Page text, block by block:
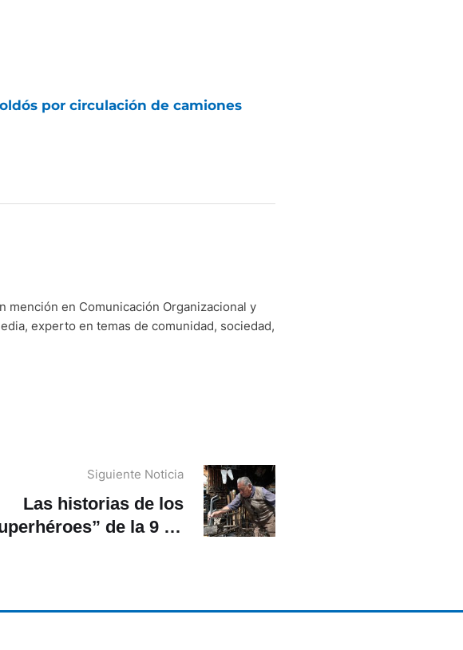
por circulación de camiones
mención en Comunicación Organizacional y
experto en temas de comunidad, sociedad,
Siguiente Noticia
Las historias de los
de la 9 de